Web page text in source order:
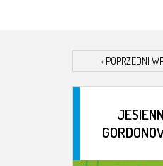
‹ POPRZEDNI